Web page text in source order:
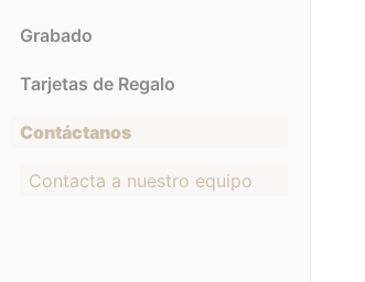
Grabado
Tarjetas de Regalo
Contáctanos
Contacta a nuestro equipo